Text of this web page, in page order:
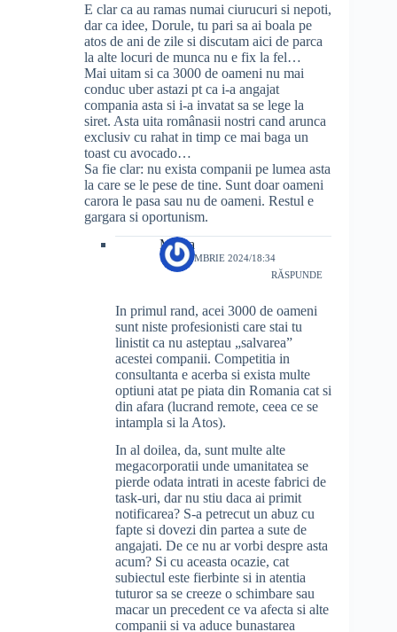
E clar ca au ramas numai ciurucuri si nepoti,
dar ca idee, Dorule, tu pari sa ai boala pe
atos de ani de zile si discutam aici de parca
la alte locuri de munca nu e fix la fel…
Mai uitam si ca 3000 de oameni nu mai
conduc uber astazi pt ca i-a angajat
compania asta si i-a invatat sa se lege la
siret. Asta uita românasii nostri cand arunca
exclusiv cu rahat in timp ce mai baga un
toast cu avocado…
Sa fie clar: nu exista companii pe lumea asta
la care se le pese de tine. Sunt doar oameni
carora le pasa sau nu de oameni. Restul e
gargara si oportunism.
Mulea
1 OCTOMBRIE 2024/18:34
RĂSPUNDE
In primul rand, acei 3000 de oameni
sunt niste profesionisti care stai tu
linistit ca nu asteptau „salvarea”
acestei companii. Competitia in
consultanta e acerba si exista multe
optiuni atat pe piata din Romania cat si
din afara (lucrand remote, ceea ce se
intampla si la Atos).
In al doilea, da, sunt multe alte
megacorporatii unde umanitatea se
pierde odata intrati in aceste fabrici de
task-uri, dar nu stiu daca ai primit
notificarea? S-a petrecut un abuz cu
fapte si dovezi din partea a sute de
angajati. De ce nu ar vorbi despre asta
acum? Si cu aceasta ocazie, cat
subiectul este fierbinte si in atentia
tuturor sa se creeze o schimbare sau
macar un precedent ce va afecta si alte
companii si va aduce bunastarea